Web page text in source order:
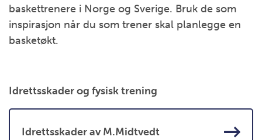
baskettrenere i Norge og Sverige. Bruk de som
inspirasjon når du som trener skal planlegge en
basketøkt.
Idrettsskader og fysisk trening
Idrettsskader av M.Midtvedt